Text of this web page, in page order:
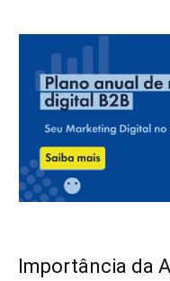
Importância da